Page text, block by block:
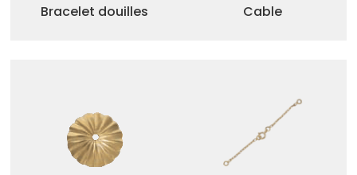
Bracelet douilles Cable